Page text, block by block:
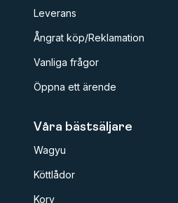
Leverans
Ångrat köp/Reklamation
Vanliga frågor
Öppna ett ärende
Våra bästsäljare
Wagyu
Köttlådor
Korv